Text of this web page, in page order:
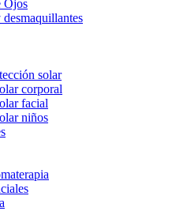
Ojos
solar
corporal
facial
niños